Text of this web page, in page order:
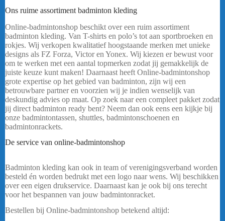
Ons ruime assortiment badminton kleding
Online-badmintonshop beschikt over een ruim assortiment
badminton kleding. Van T-shirts en polo’s tot aan sportbroeken en
rokjes. Wij verkopen kwalitatief hoogstaande merken met unieke
designs als FZ Forza, Victor en Yonex. Wij kiezen er bewust voor
om te werken met een aantal topmerken zodat jij gemakkelijk de
juiste keuze kunt maken! Daarnaast heeft Online-badmintonshop
grote expertise op het gebied van badminton, zijn wij een
betrouwbare partner en voorzien wij je indien wenselijk van
deskundig advies op maat. Op zoek naar een compleet pakket zodat
jij direct badminton ready bent? Neem dan ook eens een kijkje bij
onze badmintontassen, shuttles, badmintonschoenen en
badmintonrackets.
De service van online-badmintonshop
Badminton kleding kan ook in team of verenigingsverband worden
besteld én worden bedrukt met een logo naar wens. Wij beschikken
over een eigen drukservice. Daarnaast kan je ook bij ons terecht
voor het bespannen van jouw badmintonracket.
Bestellen bij Online-badmintonshop betekend altijd: